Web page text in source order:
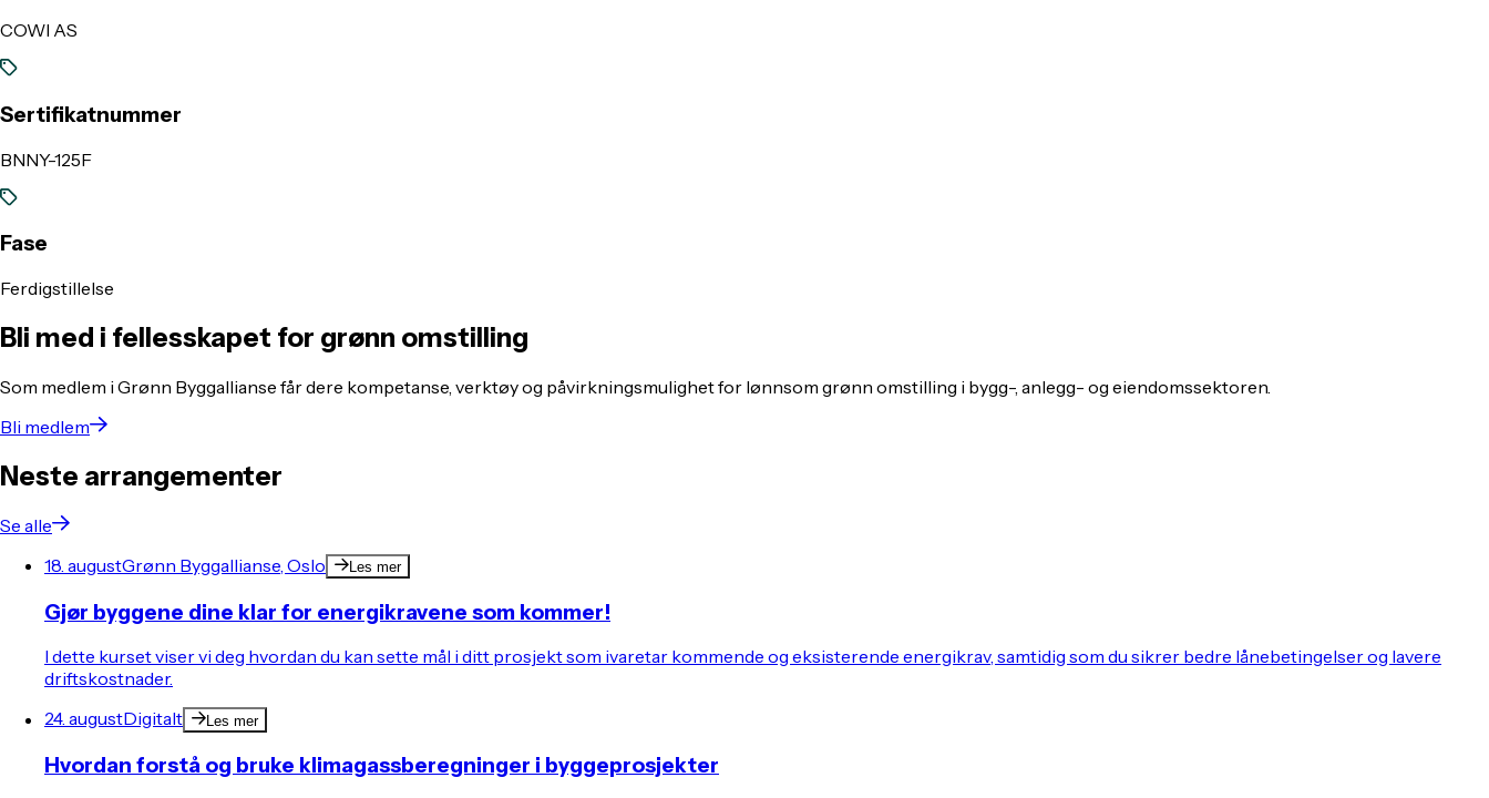
COWI AS
Sertifikatnummer
BNNY-125F
Fase
Ferdigstillelse
Bli med i fellesskapet for grønn omstilling
Som medlem i Grønn Byggallianse får dere kompetanse, verktøy og påvirkningsmulighet for lønnsom grønn omstilling i bygg-, anlegg- og eiendomssektoren.
Bli medlem
Neste arrangementer
Se alle
18. augustGrønn Byggallianse, Oslo Les mer
Gjør byggene dine klar for energikravene som kommer!
I dette kurset viser vi deg hvordan du kan sette mål i ditt prosjekt som ivaretar kommende og eksisterende energikrav, samtidig som du sikrer bedre lånebetingelser og lavere
driftskostnader.
24. augustDigitalt Les mer
Hvordan forstå og bruke klimagassberegninger i byggeprosjekter